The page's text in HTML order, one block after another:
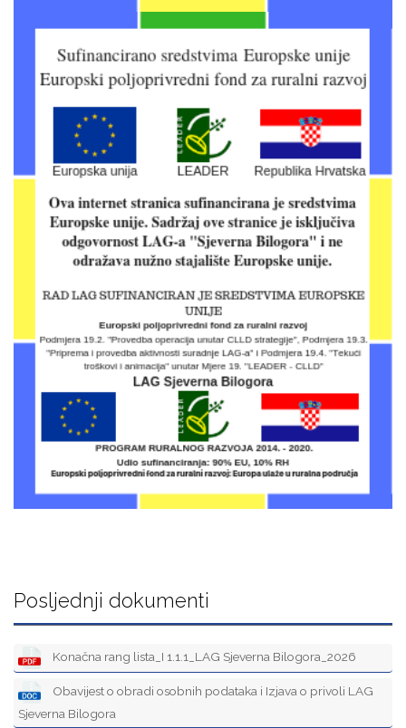
Posljednji dokumenti
Konačna rang lista_I 1.1.1_LAG Sjeverna Bilogora_2026
Obavijest o obradi osobnih podataka i Izjava o privoli LAG
Sjeverna Bilogora